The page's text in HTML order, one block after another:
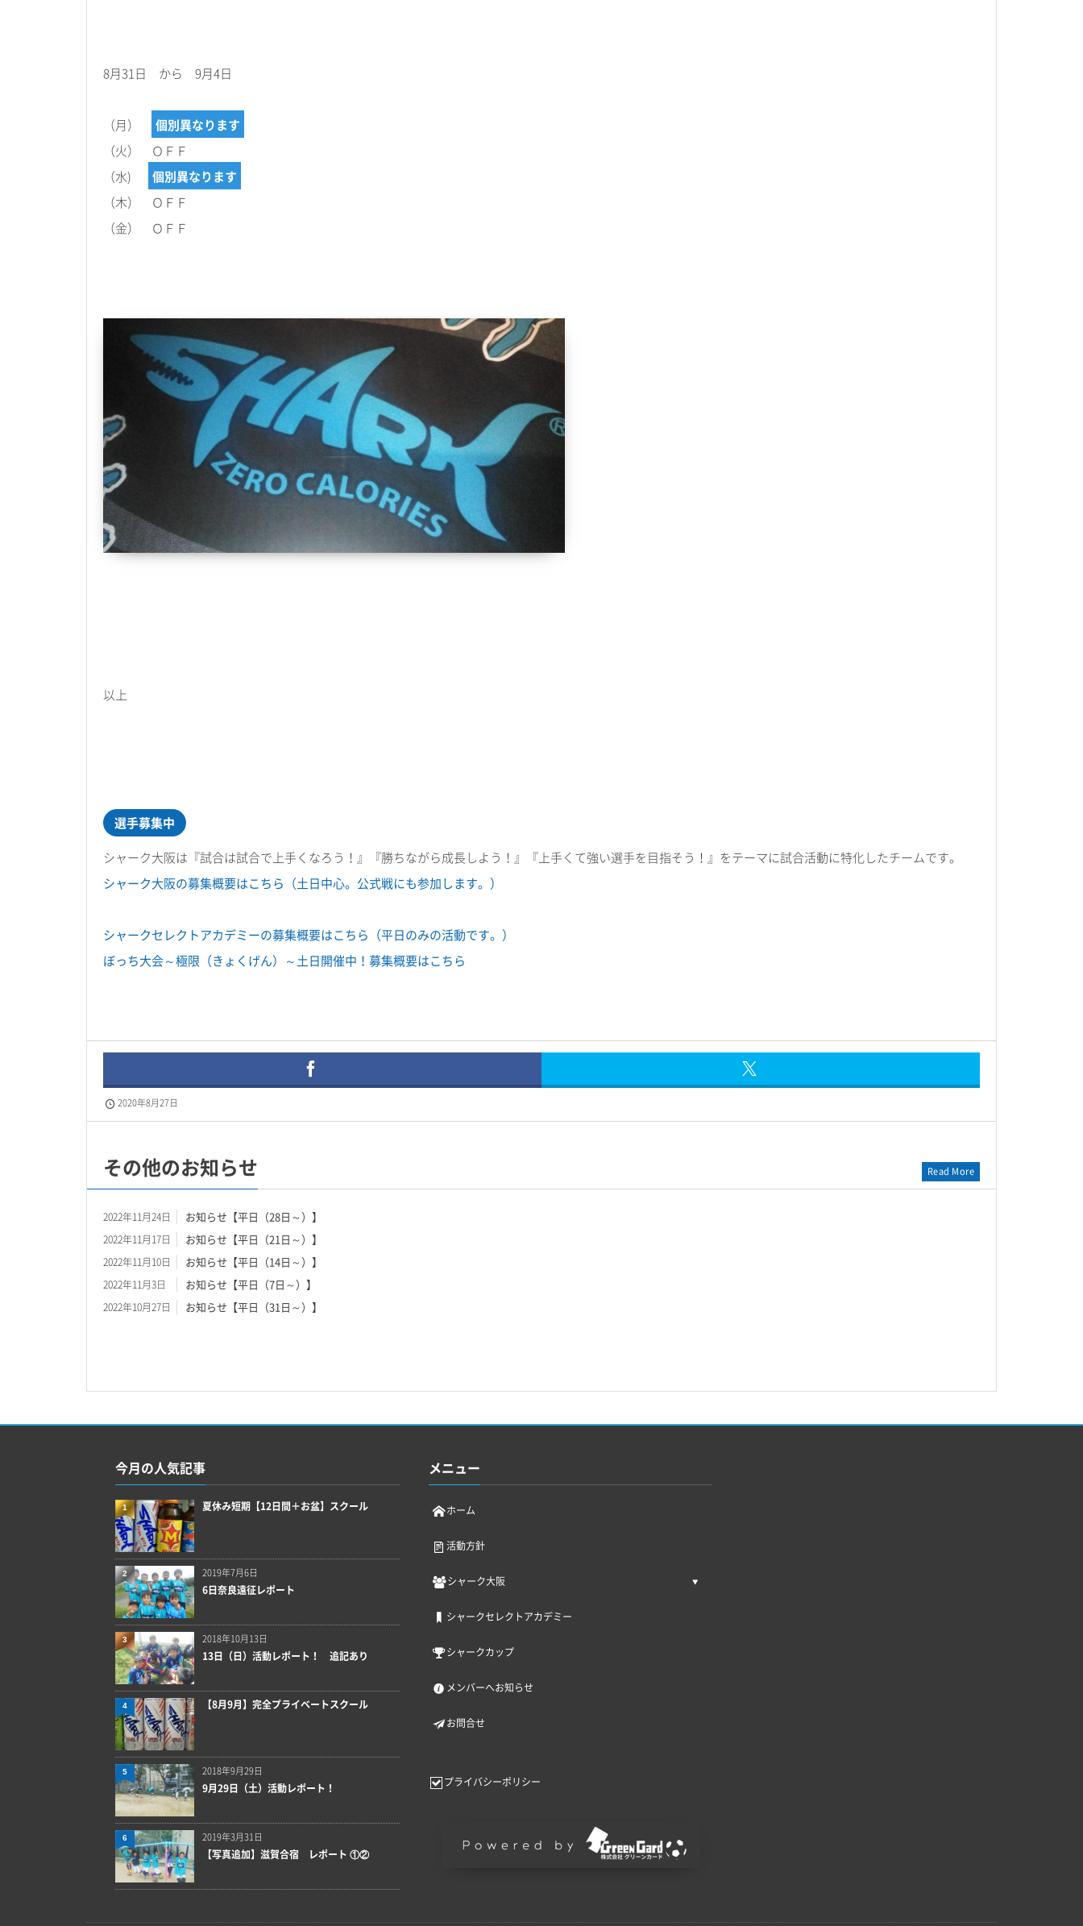
8月31日 から 9月4日
（月）
個別異なります
（火） ＯＦＦ
（水)
個別異なります
（木） ＯＦＦ
（金） ＯＦＦ
以上
選手募集中
シャーク大阪は『試合は試合で上手くなろう！』『勝ちながら成長しよう！』『上手くて強い選手を目指そう！』をテーマに試合活動に特化したチームです。
シャーク大阪の募集概要はこちら（土日中心。公式戦にも参加します。）
シャークセレクトアカデミーの募集概要はこちら（平日のみの活動です。）
ぼっち大会～極限（きょくげん）～土日開催中！募集概要はこちら
2020年8月27日
その他のお知らせ
2022年11月24日 お知らせ【平日（28日～）】
2022年11月17日 お知らせ【平日（21日～）】
2022年11月10日 お知らせ【平日（14日～）】
2022年11月3日 お知らせ【平日（7日～）】
2022年10月27日 お知らせ【平日（31日～）】
Read More
今月の人気記事
夏休み短期【12日間＋お盆】スクール
1
2019年7月6日
6日奈良遠征レポート
2
2018年10月13日
13日（日）活動レポート！ 追記あり
3
【8月9月】完全プライベートスクール
4
2018年9月29日
9月29日（土）活動レポート！
5
2019年3月31日
【写真追加】滋賀合宿 レポート ①②
6
メニュー
ホーム
活動方針
シャーク大阪
シャークセレクトアカデミー
シャークカップ
メンバーへお知らせ
お問合せ
プライバシーポリシー